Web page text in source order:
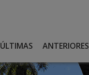
ÚLTIMAS ANTERIORES